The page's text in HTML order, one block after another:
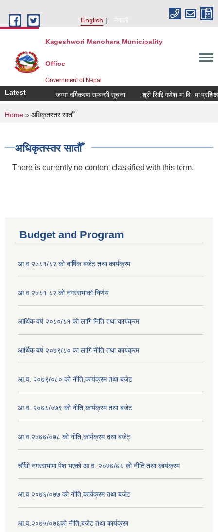
English
नेपाली
Kageshwori Manohara Municipality
Office
Government of Nepal
Latest जग्गा वर्गिकरण सम्बन्धी सूचना श्री सिद्दि गणेश मा.वि. मा
You are here
Home » अधिकृतस्तर सातौँ
अधिकृतस्तर सातौँ
There is currently no content classified with this term.
Budget and Program
आ.व.२०८१/८२ को बार्षिक बजेट तथा कार्यक्रम
आ.व.२०८१ ८२ को नगरसभाको निर्णय
आर्थिक वर्ष २०८०/८१ को लागि निति तथा कार्यक्रम
आर्थिक वर्ष २०७९/८० का लागि नीति तथा कार्यक्रम
आ.व. २०७९/०८० को नीति,कार्यक्रम तथा बजेट
आ.व. २०७८/०७९ को नीति,कार्यक्रम तथा बजेट
आ.व.२०७७/०७८ को नीति,कार्यक्रम तथा बजेट
चौँथो नगरसभामा पेश भएको आ.व. २०७७/७८ को नीति तथा कार्यक्रम
आ.व २०७६/०७७ को नीति,कार्यक्रम तथा बजेट
आ.व.२०७५/०७६को नीति,बजेट तथा कार्यक्रम